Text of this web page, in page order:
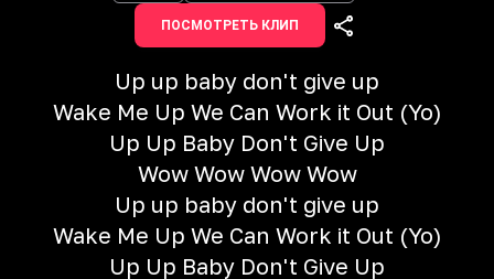
ПОСМОТРЕТЬ КЛИП
Up up baby don't give up
Wake Me Up We Can Work it Out (Yo)
Up Up Baby Don't Give Up
Wow Wow Wow Wow
Up up baby don't give up
Wake Me Up We Can Work it Out (Yo)
Up Up Baby Don't Give Up